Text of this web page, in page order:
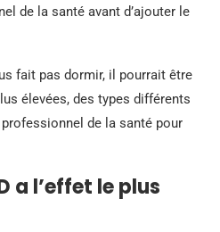
de la santé avant d’ajouter le
fait pas dormir, il pourrait être
élevées, des types différents
de la santé pour
a l’effet le plus